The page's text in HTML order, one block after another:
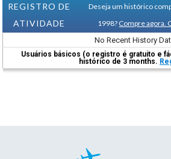
REGISTRO DE
ATIVIDADE
Deseja um histórico
1998? Compre agora.
No Recent History
Usuários básicos (o registro é gratuito e
histórico de 3 months.